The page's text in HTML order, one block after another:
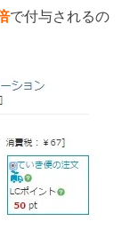
で付与されるの